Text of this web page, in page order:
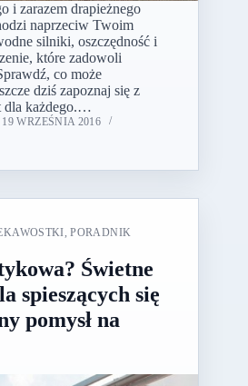
i zarazem drapieżnego
naprzeciw Twoim
silniki, oszczędność i
które zadowoli
co może
dziś zapoznaj się z
dla każdego.…
19 WRZEŚNIA 2016
,PORADNIK
Świetne
spieszących się
pomysł na